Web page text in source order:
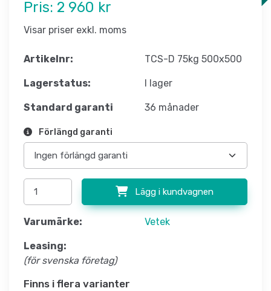
Pris: 2 960 kr
Visar priser exkl. moms
Artikelnr: TCS-D 75kg 500x500
Lagerstatus: I lager
Standard garanti 36 månader
Förlängd garanti
Lägg i kundvagnen
Varumärke: Vetek
Leasing:
(för svenska företag)
Finns i flera varianter